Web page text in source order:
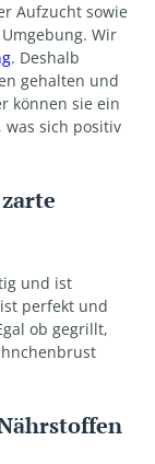
Aufzucht sowie
Wir
. Deshalb
gehalten und
können sie ein
sich positiv
und ist
perfekt und
ob gegrillt,